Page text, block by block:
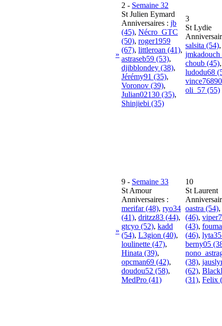
»
2 - Semaine 32
St Julien Eymard
Anniversaires : jb
(45), Nécro_GTC
(50), roger1959
(67), littleroan (41),
astraseb59 (53),
djibblondey (38),
Jérémy91 (35),
Voronov (39),
Julian02130 (35),
Shinjiebi (35)
3
St Lydie
salsita (54),
jmkadouch
choub (45),
ludodu68
oli_57 (55)
»
9 - Semaine 33
St Amour
Anniversaires :
merifar (48), ryo34
(41), dritzz83 (44),
gtcyo (52), kadd
(54), L3gion (40),
loulinette (47),
Hinata (39),
opcman69 (42),
doudou52 (58),
MedPro (41)
10
St Laurent
oastra (54),
(46),
(43),
(46),
berny05
(38),
(62),
(31), Felix